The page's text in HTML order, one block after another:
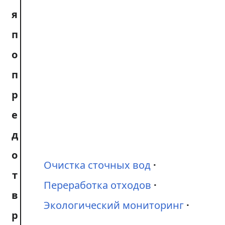
я
п
о
п
р
е
д
о
т
в
р
Очистка сточных вод
Переработка отходов
Экологический мониторинг